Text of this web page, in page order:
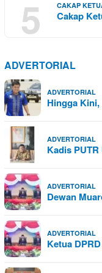
5 CAKAP
Cakap
ADVERTORIAL
ADVERTORIAL
Hingga
ADVERTORIAL
Kadis
ADVERTORIAL
Dewan
ADVERTORIAL
Ketua